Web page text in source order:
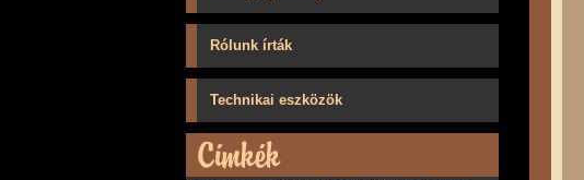
Rólunk írták
Technikai eszközök